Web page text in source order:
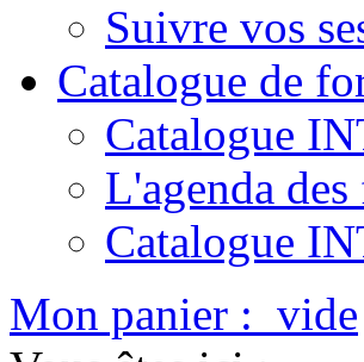
Suivre vos
Catalogue de
Catalogue
L'agenda
Catalogue
Mon panier : vide